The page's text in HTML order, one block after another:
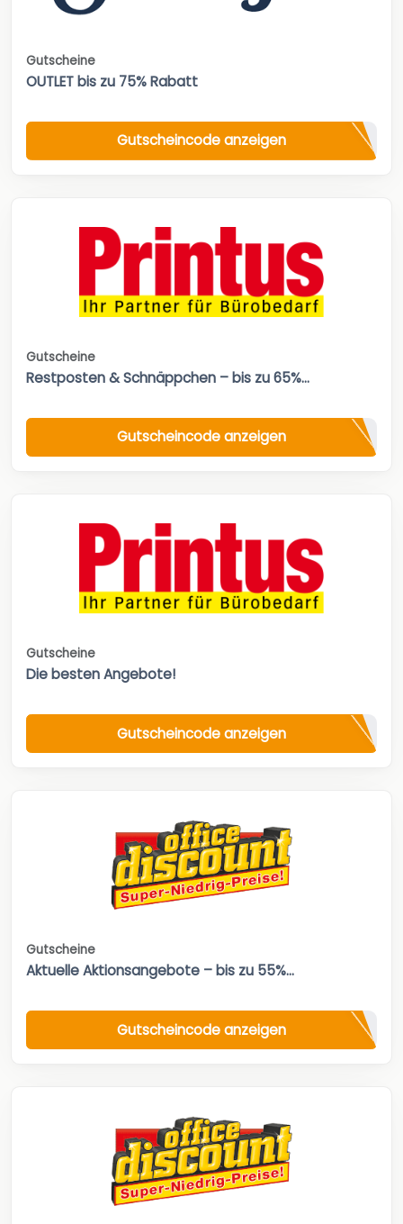
Gutscheine
OUTLET bis zu 75% Rabatt
Gutscheincode anzeigen
Gutscheine
Restposten & Schnäppchen – bis zu 65%...
Gutscheincode anzeigen
Gutscheine
Die besten Angebote!
Gutscheincode anzeigen
Gutscheine
Aktuelle Aktionsangebote – bis zu 55%...
Gutscheincode anzeigen